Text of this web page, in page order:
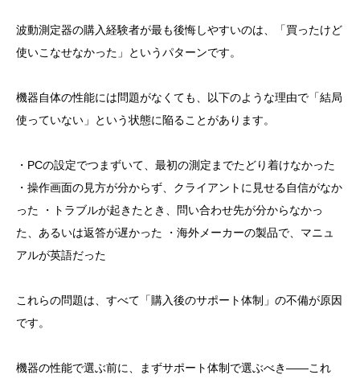
波動測定器の購入経験者が最も後悔しやすいのは、「買ったけど
使いこなせなかった」というパターンです。
機器自体の性能には問題がなくても、以下のような理由で「結局
使っていない」という状態に陥ることがあります。
・PCの設定でつまずいて、最初の測定までたどり着けなかった
・操作画面の見方が分からず、クライアントに見せる自信がなか
った ・トラブルが起きたとき、問い合わせ先が分からなかっ
た、あるいは返答が遅かった ・海外メーカーの製品で、マニュ
アルが英語だった
これらの問題は、すべて「購入後のサポート体制」の不備が原因
です。
機器の性能で選ぶ前に、まずサポート体制で選ぶべき——これ